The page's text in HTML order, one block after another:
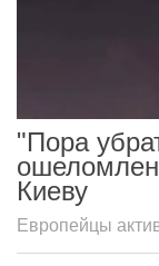
"Пора
Киеву
Европейцы